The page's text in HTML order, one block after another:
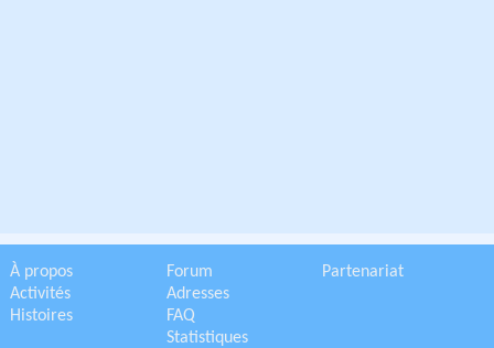
À propos
Activités
Histoires
Forum
Adresses
FAQ
Statistiques
Partenariat